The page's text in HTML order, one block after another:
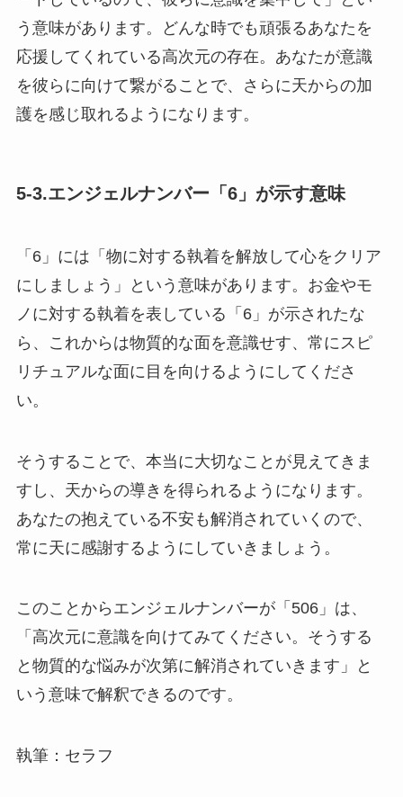
う意味があります。どんな時でも頑張るあなたを
応援してくれている高次元の存在。あなたが意識
を彼らに向けて繋がることで、さらに天からの加
護を感じ取れるようになります。
5-3.エンジェルナンバー「6」が示す意味
「6」には「物に対する執着を解放して心をクリア
にしましょう」という意味があります。お金やモ
ノに対する執着を表している「6」が示されたな
ら、これからは物質的な面を意識せす、常にスピ
リチュアルな面に目を向けるようにしてくださ
い。
そうすることで、本当に大切なことが見えてきま
すし、天からの導きを得られるようになります。
あなたの抱えている不安も解消されていくので、
常に天に感謝するようにしていきましょう。
このことからエンジェルナンバーが「506」は、
「高次元に意識を向けてみてください。そうする
と物質的な悩みが次第に解消されていきます」と
いう意味で解釈できるのです。
執筆：セラフ